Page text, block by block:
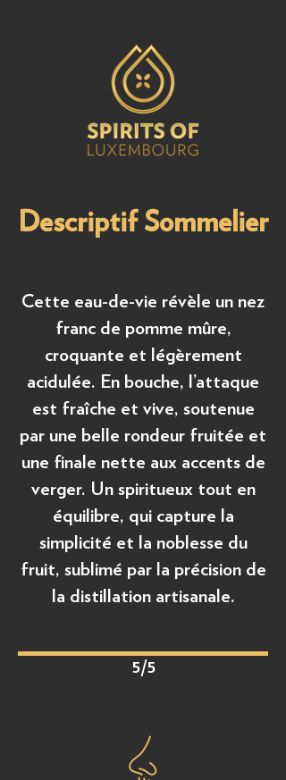
Descriptif Sommelier
Cette eau-de-vie révèle un nez
franc de pomme mûre,
croquante et légèrement
acidulée. En bouche, l’attaque
est fraîche et vive, soutenue
par une belle rondeur fruitée et
une finale nette aux accents de
verger. Un spiritueux tout en
équilibre, qui capture la
simplicité et la noblesse du
fruit, sublimé par la précision de
la distillation artisanale.
5/5